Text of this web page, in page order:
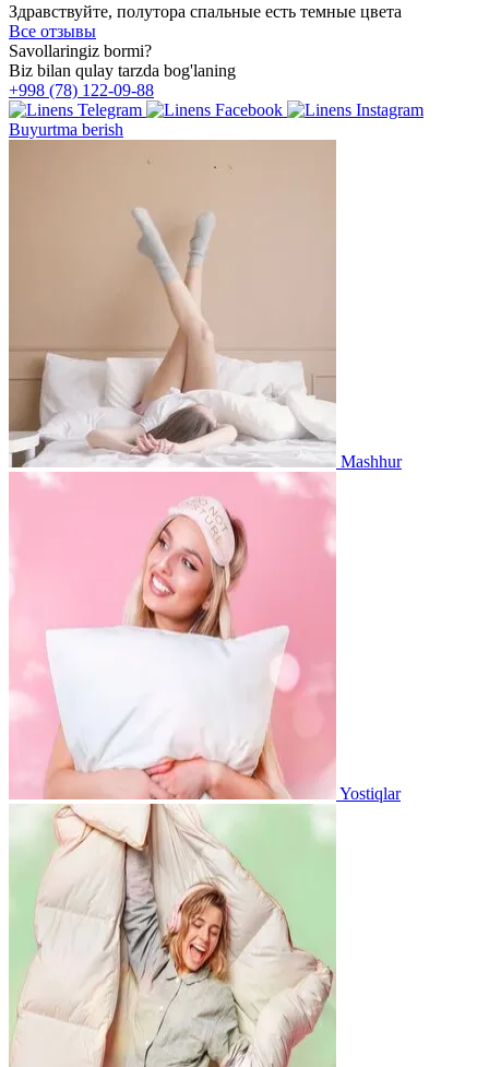
Здравствуйте, полутора спальные есть темные цвета
Все отзывы
Savollaringiz bormi?
Biz bilan qulay tarzda bog'laning
+998 (78) 122-09-88
Buyurtma berish
Mashhur
Yostiqlar